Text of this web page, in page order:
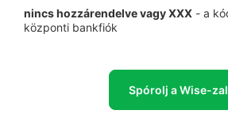
nincs hozzárendelve vagy XXX - a
központi bankfiók
Spórolj a Wise-zal